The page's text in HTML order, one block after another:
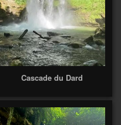
Cascade du Dard